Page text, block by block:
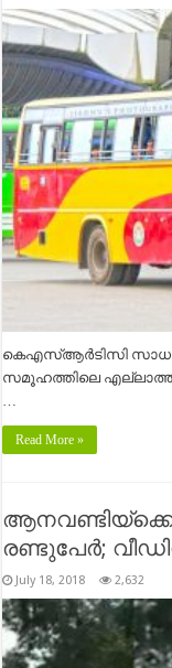
കെഎസ്ആര്‍ടിസി
സമൂഹത്തിലെ
…
Read More »
രണ്ടുപേര്‍;
July 18, 2018 2,632